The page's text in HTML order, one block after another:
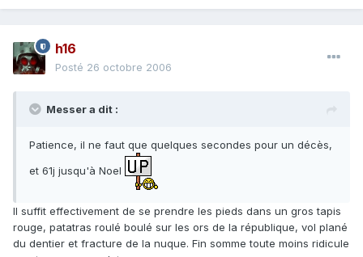
h16
Posté 26 octobre 2006
Messer a dit :
Patience, il ne faut que quelques secondes pour un décès,
et 61j jusqu'à Noel
Il suffit effectivement de se prendre les pieds dans un gros tapis
rouge, patatras roulé boulé sur les ors de la république, vol plané
du dentier et fracture de la nuque. Fin somme toute moins ridicule